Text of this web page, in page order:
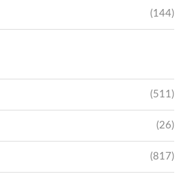
(144)
(511)
(26)
(817)